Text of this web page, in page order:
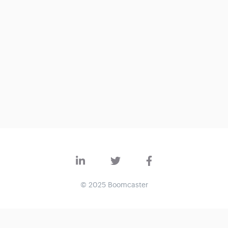
© 2025 Boomcaster